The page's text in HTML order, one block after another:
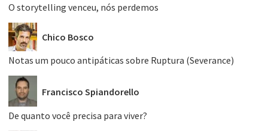
O storytelling venceu, nós perdemos
Chico Bosco
Notas um pouco antipáticas sobre Ruptura (Severance)
Francisco Spiandorello
De quanto você precisa para viver?